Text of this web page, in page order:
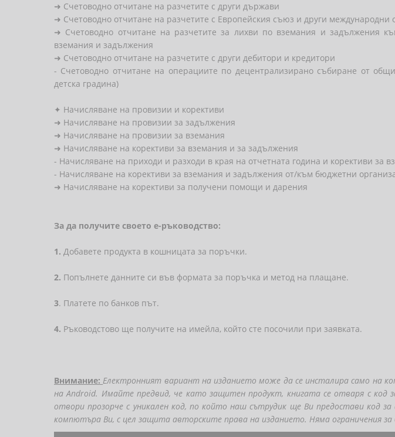
➜ Счетоводно отчитане на разчетите с други държави
➜ Счетоводно отчитане на разчетите с Европейския съюз и други международни
➜ Счетоводно отчитане на разчетите за лихви по вземания и задължения
вземания и задължения
➜ Счетоводно отчитане на разчетите с други дебитори и кредитори
- Счетоводно отчитане на операциите по децентрализирано събиране от
детска градина)
✦ Начисляване на провизии и корективи
➜ Начисляване на провизии за задължения
➜ Начисляване на провизии за вземания
➜ Начисляване на корективи за вземания и за задължения
- Начисляване на приходи и разходи в края на отчетната година и корективи за
- Начисляване на корективи за вземания и задължения от/към бюджетни
➜ Начисляване на корективи за получени помощи и дарения
За да получите своето е-ръководство:
1. Добавете продукта в кошницата за поръчки.
2. Попълнете данните си във формата за поръчка и метод на плащане.
3. Платете по банков път.
4. Ръководстово ще получите на имейла, който сте посочили при заявката.
Внимание: Електронният вариант на изданието може да се инсталира само на
на Android. Имайте предвид, че като защитен продукт, книгата се отваря с
отвори прозорче с уникален код, по който наш сътрудик ще Ви предостави код
компютъра Ви, с цел защита авторските права на изданието. Няма ограничения